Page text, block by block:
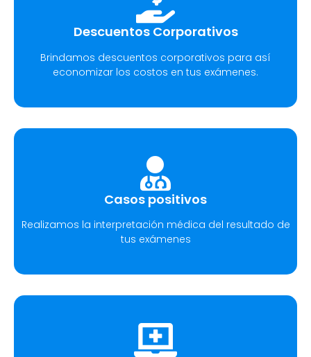
Descuentos Corporativos
Brindamos descuentos corporativos para así
economizar los costos en tus exámenes.
Casos positivos
Realizamos la interpretación médica del resultado de
tus exámenes